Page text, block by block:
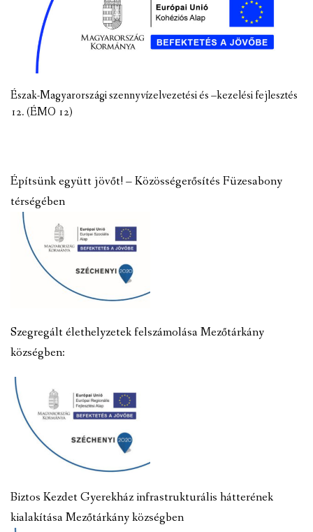
Észak-Magyarországi szennyvízelvezetési és –kezelési fejlesztés
12. (ÉMO 12)
Építsünk együtt jövőt! – Közösségerősítés Füzesabony
térségében
Szegregált élethelyzetek felszámolása Mezőtárkány
községben:
Biztos Kezdet Gyerekház infrastrukturális hátterének
kialakítása Mezőtárkány községben